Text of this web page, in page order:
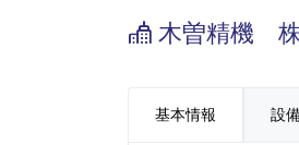
木曽精機
基本情報 設